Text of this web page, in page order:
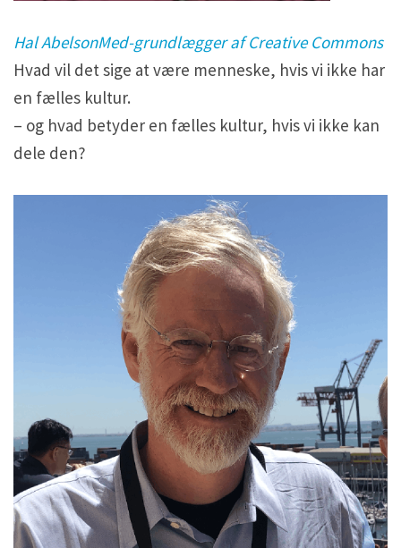
Hal AbelsonMed-grundlægger af Creative Commons
Hvad vil det sige at være menneske, hvis vi ikke har
en fælles kultur.
– og hvad betyder en fælles kultur, hvis vi ikke kan
dele den?